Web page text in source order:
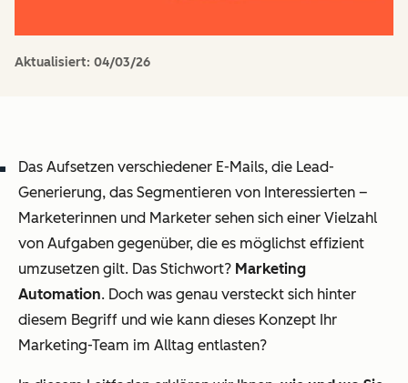
Aktualisiert: 04/03/26
Das Aufsetzen verschiedener E-Mails, die Lead-
Generierung, das Segmentieren von Interessierten –
Marketerinnen und Marketer sehen sich einer Vielzahl
von Aufgaben gegenüber, die es möglichst effizient
umzusetzen gilt. Das Stichwort? Marketing
Automation. Doch was genau versteckt sich hinter
diesem Begriff und wie kann dieses Konzept Ihr
Marketing-Team im Alltag entlasten?